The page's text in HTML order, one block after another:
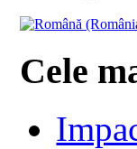
Cele